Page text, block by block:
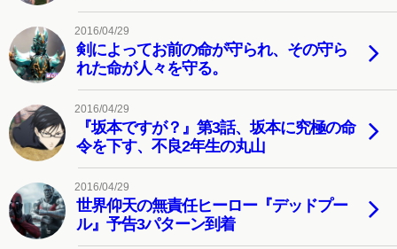
2016/04/29
剣によってお前の命が守られ、その守ら
れた命が人々を守る。
2016/04/29
『坂本ですが？』第3話、坂本に究極の命
令を下す、不良2年生の丸山
2016/04/29
世界仰天の無責任ヒーロー『デッドプー
ル』予告3パターン到着